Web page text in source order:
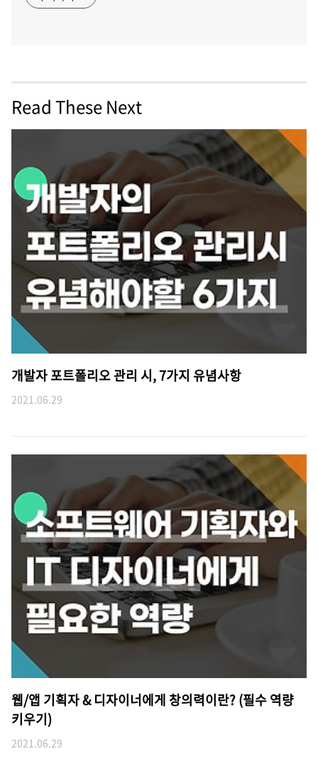
Read These Next
개발자 포트폴리오 관리 시, 7가지 유념사항
2021.06.29
웹/앱 기획자 & 디자이너에게 창의력이란? (필수 역량
키우기)
2021.06.29